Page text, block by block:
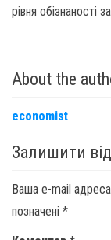
рівня обізнаності
About the
economist
Залишити
Ваша e-mail
позначені *